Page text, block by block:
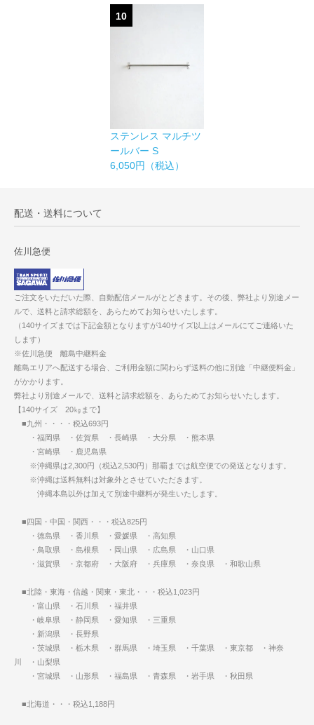
10
ステンレス マルチツ
ールバー S
6,050円（税込）
配送・送料について
佐川急便
ご注文をいただいた際、自動配信メールがとどきます。その後、弊社より別途メー
ルで、送料と請求総額を、あらためてお知らせいたします。
（140サイズまでは下記金額となりますが140サイズ以上はメールにてご連絡いた
します）
※佐川急便 離島中継料金
離島エリアへ配送する場合、ご利用金額に関わらず送料の他に別途「中継便料金」
がかかります。
弊社より別途メールで、送料と請求総額を、あらためてお知らせいたします。
【140サイズ 20㎏まで】
■九州・・・・税込693円
・福岡県 ・佐賀県 ・長崎県 ・大分県 ・熊本県
・宮崎県 ・鹿児島県
※沖縄県は2,300円（税込2,530円）那覇までは航空便での発送となります。
※沖縄は送料無料は対象外とさせていただきます。
沖縄本島以外は加えて別途中継料が発生いたします。
■四国・中国・関西・・・税込825円
・徳島県 ・香川県 ・愛媛県 ・高知県
・鳥取県 ・島根県 ・岡山県 ・広島県 ・山口県
・滋賀県 ・京都府 ・大阪府 ・兵庫県 ・奈良県 ・和歌山県
■北陸・東海・信越・関東・東北・・・税込1,023円
・富山県 ・石川県 ・福井県
・岐阜県 ・静岡県 ・愛知県 ・三重県
・新潟県 ・長野県
・茨城県 ・栃木県 ・群馬県 ・埼玉県 ・千葉県 ・東京都 ・神奈
川 ・山梨県
・宮城県 ・山形県 ・福島県 ・青森県 ・岩手県 ・秋田県
■北海道・・・税込1,188円